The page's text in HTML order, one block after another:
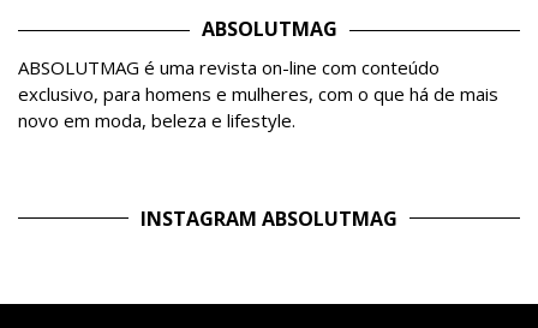
ABSOLUTMAG
ABSOLUTMAG é uma revista on-line com conteúdo
exclusivo, para homens e mulheres, com o que há de mais
novo em moda, beleza e lifestyle.
INSTAGRAM ABSOLUTMAG